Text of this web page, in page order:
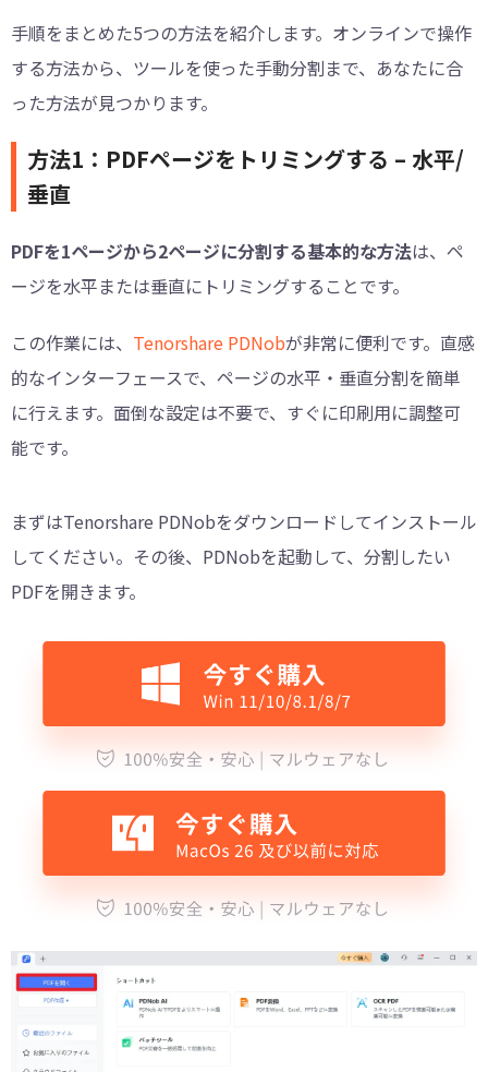
手順をまとめた5つの方法を紹介します。オンラインで操作
する方法から、ツールを使った手動分割まで、あなたに合
った方法が見つかります。
方法1：PDFページをトリミングする – 水平/
垂直
PDFを1ページから2ページに分割する基本的な方法は、ペ
ージを水平または垂直にトリミングすることです。
この作業には、 Tenorshare PDNobが非常に便利です。直感
的なインターフェースで、ページの水平・垂直分割を簡単
に行えます。面倒な設定は不要で、すぐに印刷用に調整可
能です。
まずはTenorshare PDNobをダウンロードしてインストール
してください。その後、PDNobを起動して、分割したい
PDFを開きます。